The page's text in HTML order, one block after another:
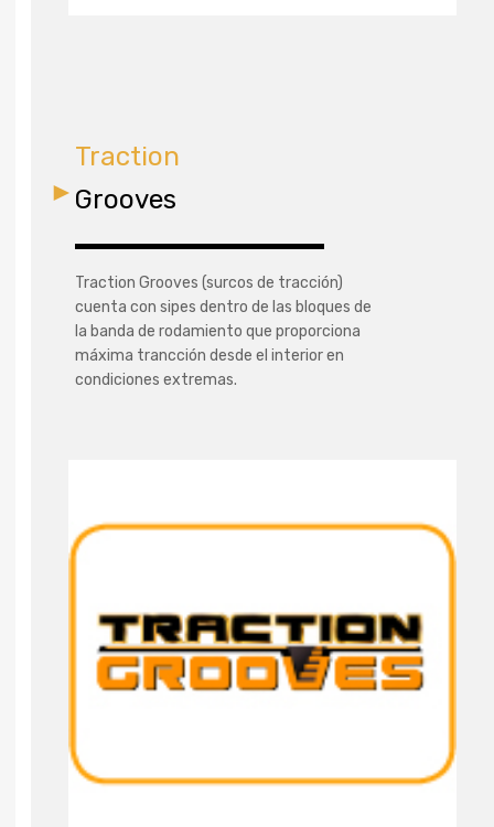
Traction
Grooves
Traction Grooves (surcos de tracción)
cuenta con sipes dentro de las bloques de
la banda de rodamiento que proporciona
máxima trancción desde el interior en
condiciones extremas.